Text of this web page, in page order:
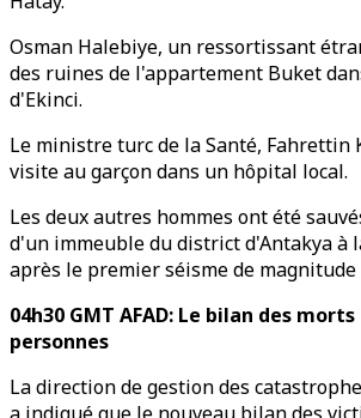
Osman Halebiye, un ressortissant
des ruines de l'appartement Buket
d'Ekinci.
Le ministre turc de la Santé, Fahrettin
visite au garçon dans un hôpital local.
Les deux autres hommes ont été
d'un immeuble du district d'Antakya à
après le premier séisme de magnitude
04h30 GMT AFAD: Le bilan des morts
personnes
La direction de gestion des